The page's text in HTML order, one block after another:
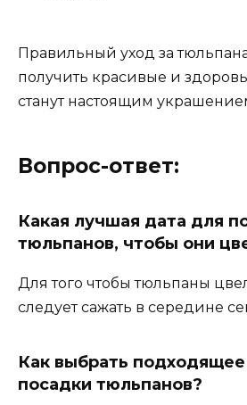
Правильный уход за
получить красивые и
станут настоящим
Вопрос-ответ:
Какая лучшая дата для
тюльпанов, чтобы они
Для того чтобы тюльпаны
следует сажать в середине
Как выбрать
посадки тюльпанов?